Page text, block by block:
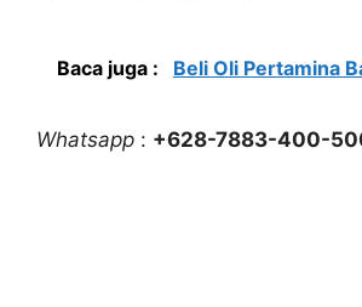
Baca juga : Beli Oli Pertamina
Whatsapp : +628-7883-400-